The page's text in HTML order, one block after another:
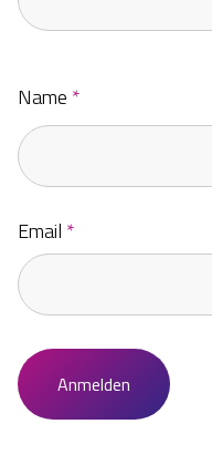
Name *
Email *